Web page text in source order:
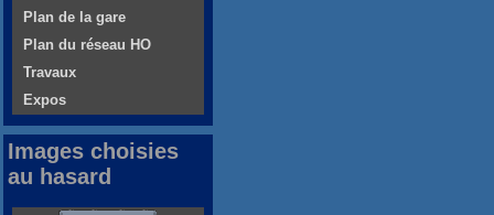
Plan de la gare
Plan du réseau HO
Travaux
Expos
Images choisies
au hasard